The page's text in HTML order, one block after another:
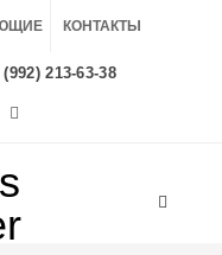
КОНТАКТЫ
(992) 213-63-38